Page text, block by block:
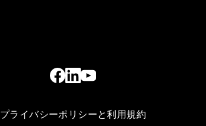
プライバシーポリシーと利用規約